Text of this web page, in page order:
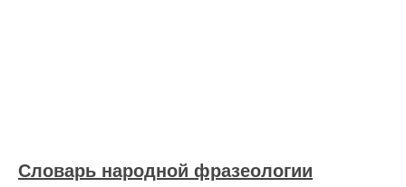
Словарь народной фразеологии